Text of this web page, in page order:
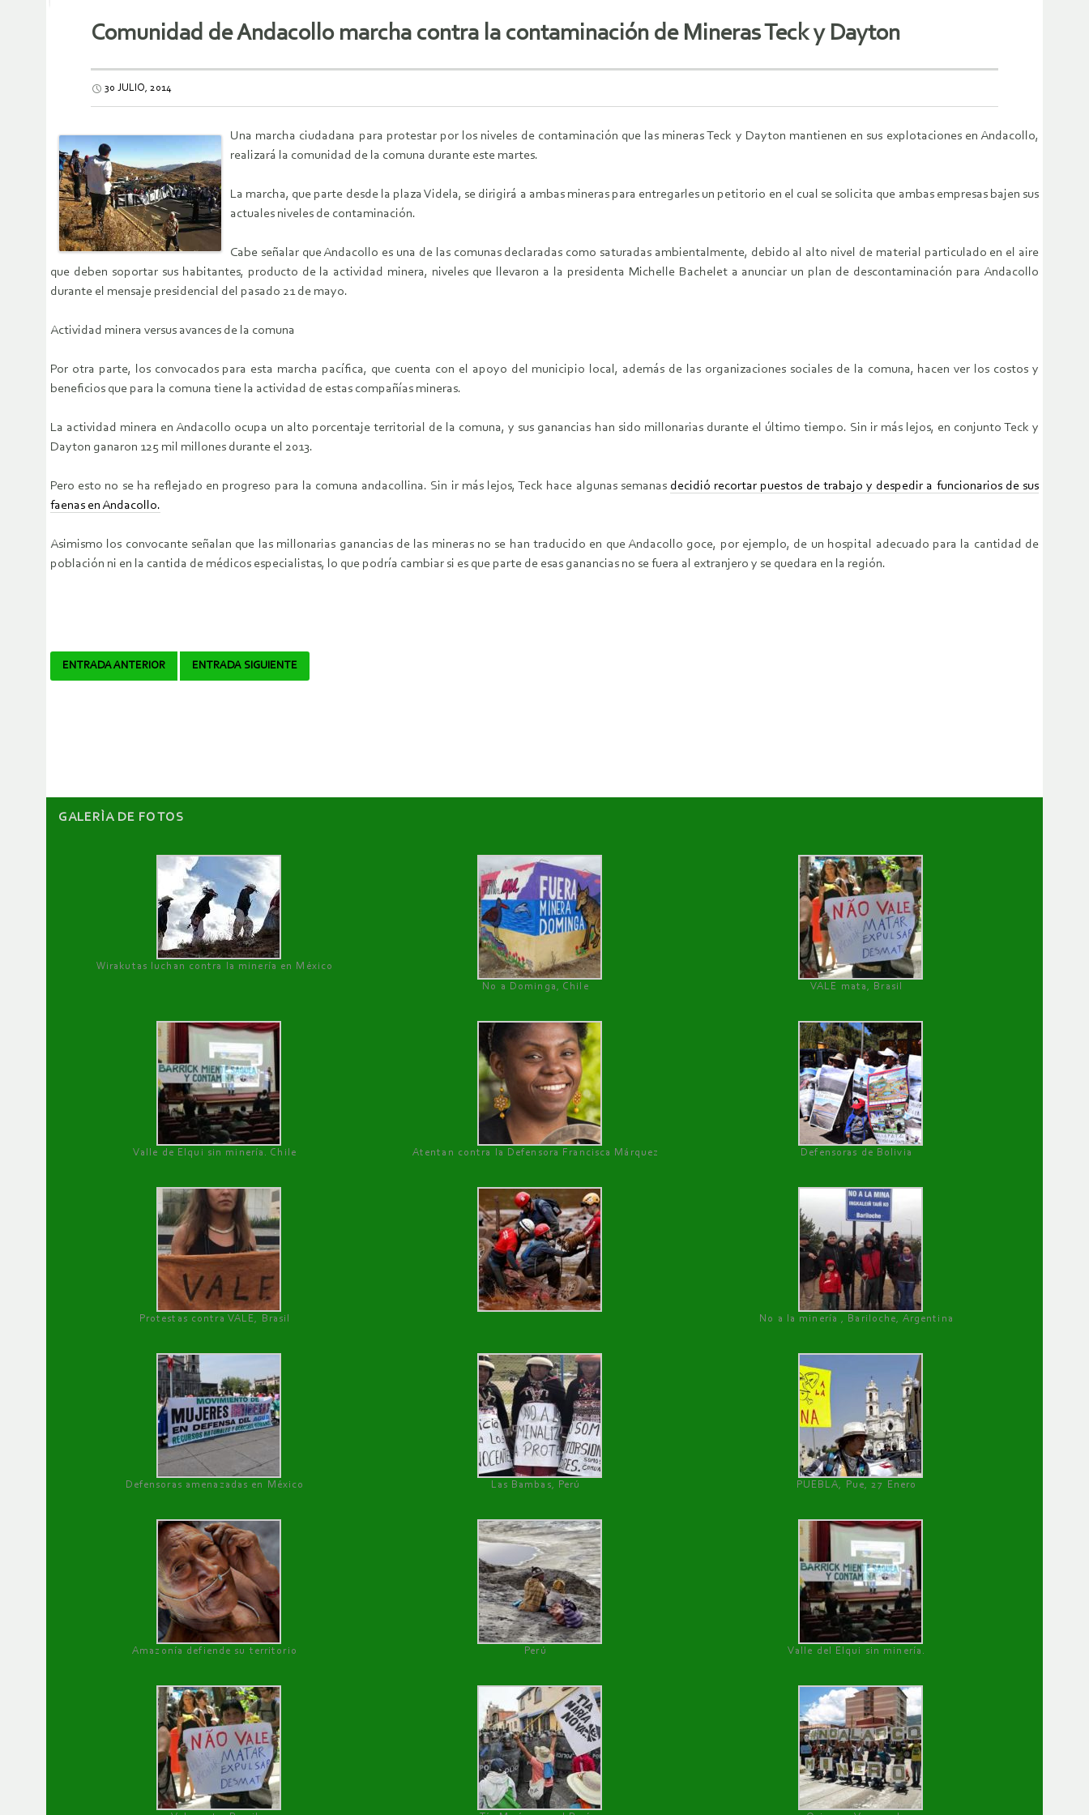
Comunidad de Andacollo marcha contra la contaminación de Mineras Teck y Dayton
30 JULIO, 2014
Una marcha ciudadana para protestar por los niveles de contaminación que las mineras Teck y Dayton mantienen en sus explotaciones en Andacollo,
realizará la comunidad de la comuna durante este martes.
La marcha, que parte desde la plaza Videla, se dirigirá a ambas mineras para entregarles un petitorio en el cual se solicita que ambas empresas bajen sus
actuales niveles de contaminación.
Cabe señalar que Andacollo es una de las comunas declaradas como saturadas ambientalmente, debido al alto nivel de material particulado en el aire
que deben soportar sus habitantes, producto de la actividad minera, niveles que llevaron a la presidenta Michelle Bachelet a anunciar un plan de descontaminación para Andacollo
durante el mensaje presidencial del pasado 21 de mayo.
Actividad minera versus avances de la comuna
Por otra parte, los convocados para esta marcha pacífica, que cuenta con el apoyo del municipio local, además de las organizaciones sociales de la comuna, hacen ver los costos y
beneficios que para la comuna tiene la actividad de estas compañías mineras.
La actividad minera en Andacollo ocupa un alto porcentaje territorial de la comuna, y sus ganancias han sido millonarias durante el último tiempo. Sin ir más lejos, en conjunto Teck y
Dayton ganaron 125 mil millones durante el 2013.
Pero esto no se ha reflejado en progreso para la comuna andacollina. Sin ir más lejos, Teck hace algunas semanas decidió recortar puestos de trabajo y despedir a funcionarios de sus
faenas en Andacollo.
Asimismo los convocante señalan que las millonarias ganancias de las mineras no se han traducido en que Andacollo goce, por ejemplo, de un hospital adecuado para la cantidad de
población ni en la cantida de médicos especialistas, lo que podría cambiar si es que parte de esas ganancias no se fuera al extranjero y se quedara en la región.
Navegador
ENTRADA ANTERIOR ENTRADA SIGUIENTE
GALERÌA DE FOTOS
Wirakutas luchan contra la minería en México
No a Dominga, Chile
VALE mata, Brasil
Valle de Elqui sin minería. Chile Atentan contra la Defensora Francisca Márquez Defensoras de Bolivia
Protestas contra VALE, Brasil No a la minería , Bariloche, Argentina
Defensoras amenazadas en México Las Bambas, Perú PUEBLA, Pue, 27 Enero
Amazonía defiende su territorio Perú Valle del Elqui sin minería.